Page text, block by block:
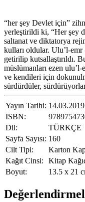
“her şey Devlet için”
yerleştirildi ki, “Her şey
saltanat ve diktatorya
kulları oldular. Ulu’l-emr
getirilip kutsallaştırıldı.
müslümanları ezen
ve kendileri için
sürdürdüler,
Yayın Tarihi: 14.03.2019
ISBN:
Dil:
TÜRKÇE
Sayfa Sayısı: 160
Cilt Tipi:
Karton
Kağıt Cinsi:
Kitap
Boyut:
13.5 x 21